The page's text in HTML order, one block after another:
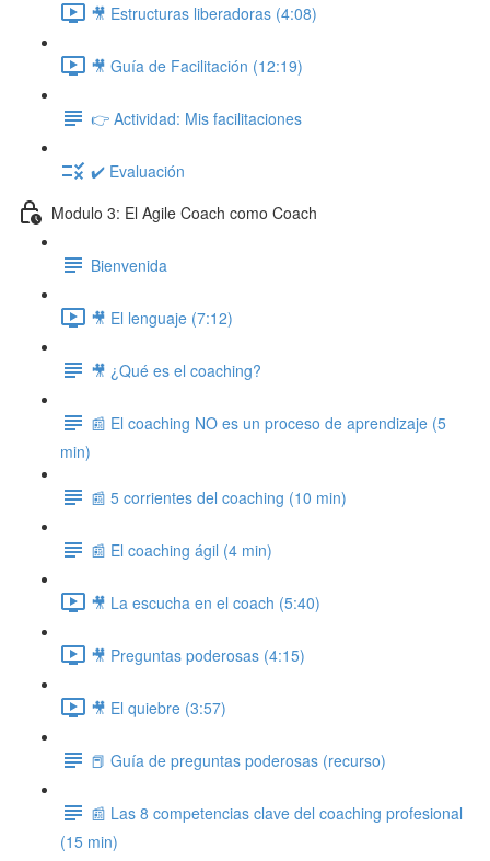
🎥 Estructuras liberadoras (4:08)
🎥 Guía de Facilitación (12:19)
👉 Actividad: Mis facilitaciones
✔️ Evaluación
Modulo 3: El Agile Coach como Coach
Bienvenida
🎥 El lenguaje (7:12)
🎥 ¿Qué es el coaching?
📰 El coaching NO es un proceso de aprendizaje (5
min)
📰 5 corrientes del coaching (10 min)
📰 El coaching ágil (4 min)
🎥 La escucha en el coach (5:40)
🎥 Preguntas poderosas (4:15)
🎥 El quiebre (3:57)
📕 Guía de preguntas poderosas (recurso)
📰 Las 8 competencias clave del coaching profesional
(15 min)